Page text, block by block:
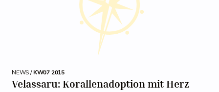
NEWS /KW07 2015
Velassaru: Korallenadoption mit Herz